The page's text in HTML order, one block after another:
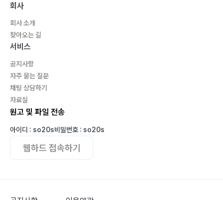
회사
회사 소개
찾아오는 길
서비스
공지사항
자주 묻는 질문
채팅 상담하기
자료실
원고 및 파일 전송
아이디 : so20s비밀번호 : so20s
웹하드 접속하기